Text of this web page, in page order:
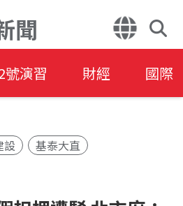
聞
號演習 財經 國際
設 基泰大直